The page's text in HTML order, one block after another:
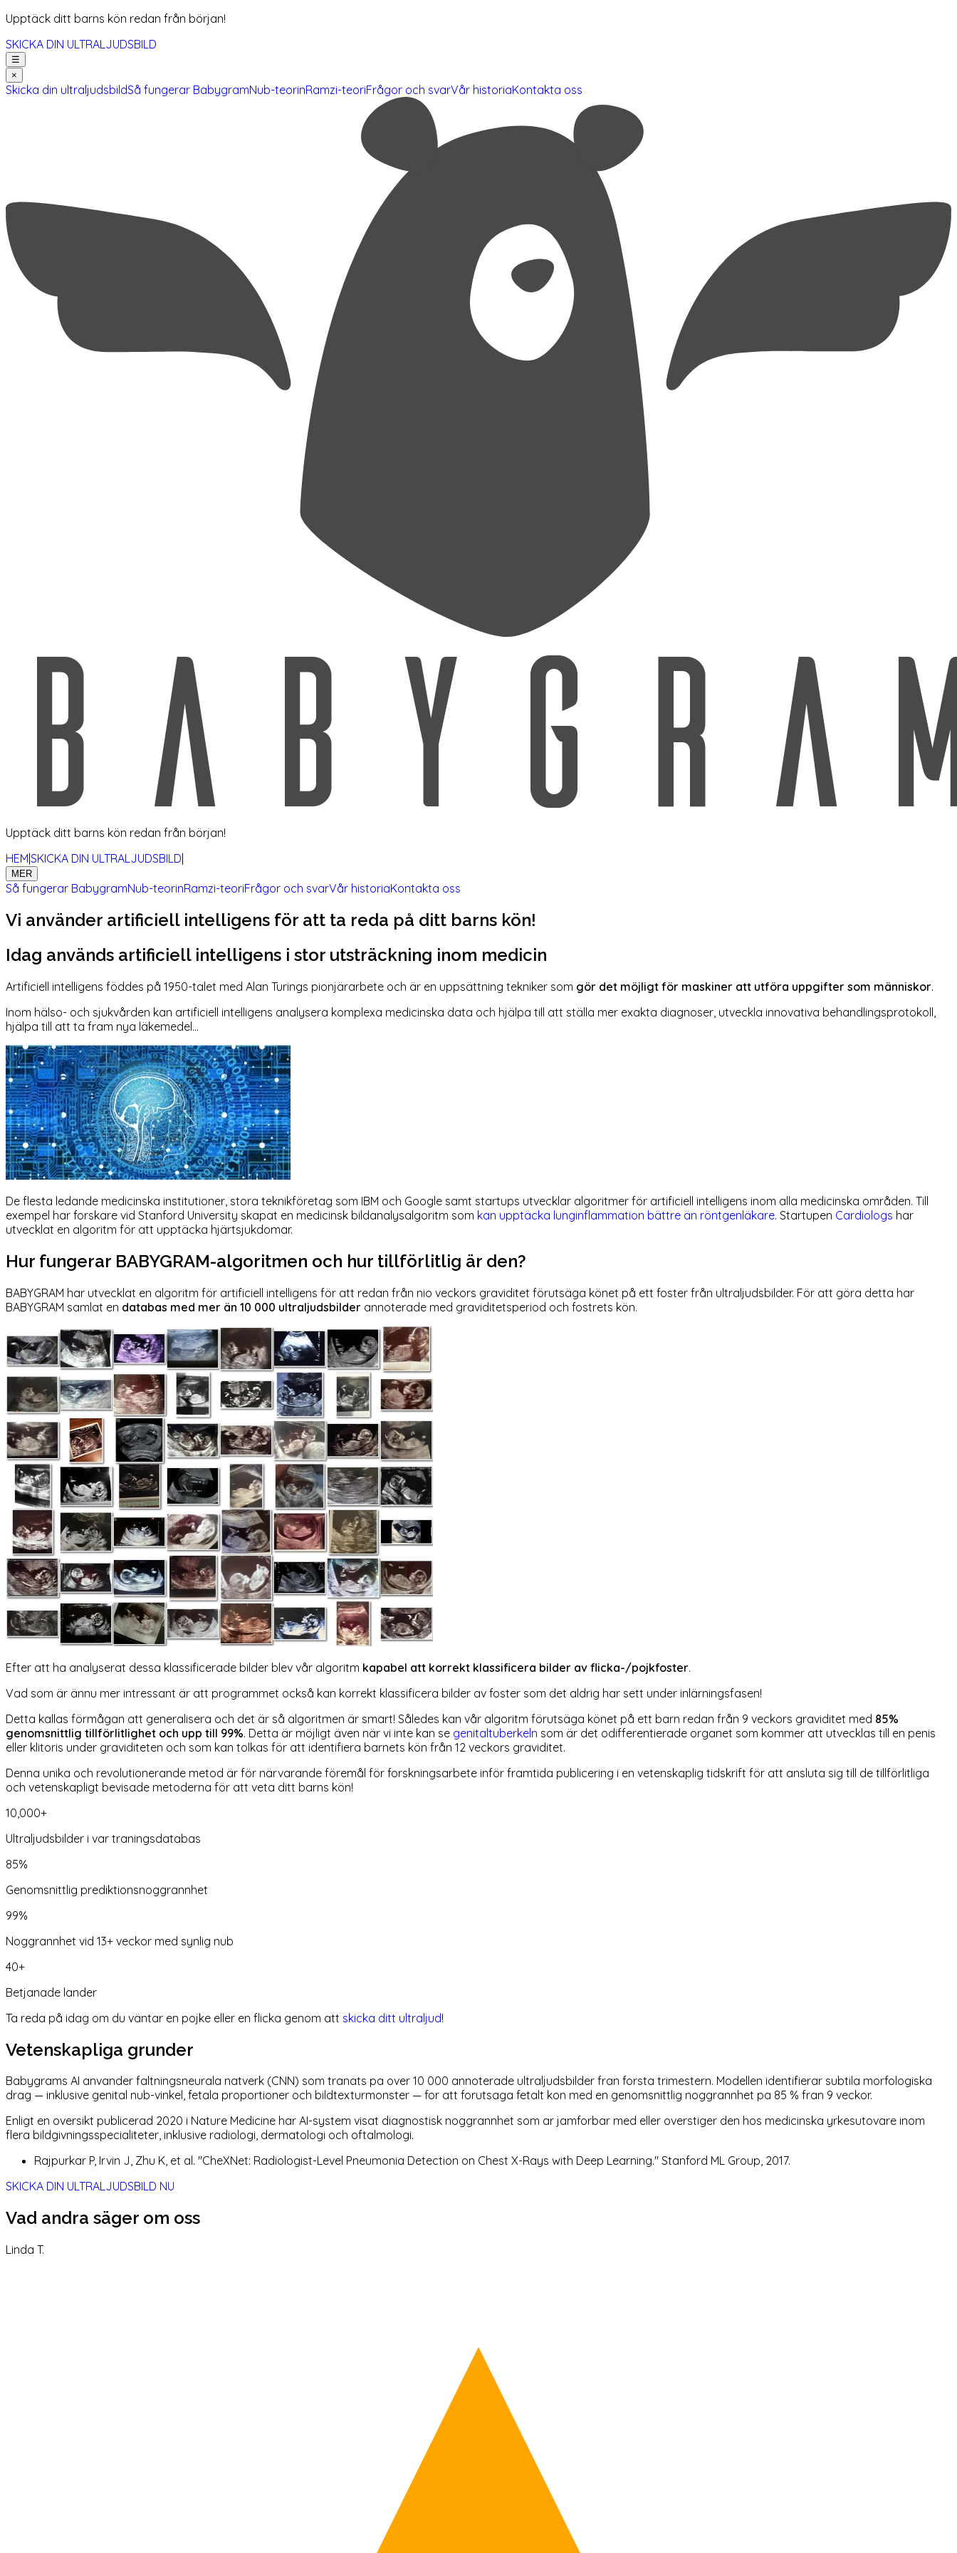
Upptäck ditt barns kön redan från början!
SKICKA DIN ULTRALJUDSBILD
☰
×
Skicka din ultraljudsbildSå fungerar BabygramNub-teorinRamzi-teoriFrågor och svarVår historiaKontakta oss
Upptäck ditt barns kön redan från början!
HEM SKICKA DIN ULTRALJUDSBILD
MER
Så fungerar BabygramNub-teorinRamzi-teoriFrågor och svarVår historiaKontakta oss
Vi använder artificiell intelligens för att ta reda på ditt barns kön!
Idag används artificiell intelligens i stor utsträckning inom medicin
Artificiell intelligens föddes på 1950-talet med Alan Turings pionjärarbete och är en uppsättning tekniker som gör det möjligt för maskiner att utföra uppgifter som människor.
Inom hälso- och sjukvården kan artificiell intelligens analysera komplexa medicinska data och hjälpa till att ställa mer exakta diagnoser, utveckla innovativa behandlingsprotokoll,
hjälpa till att ta fram nya läkemedel...
De flesta ledande medicinska institutioner, stora teknikföretag som IBM och Google samt startups utvecklar algoritmer för artificiell intelligens inom alla medicinska områden. Till
exempel har forskare vid Stanford University skapat en medicinsk bildanalysalgoritm som kan upptäcka lunginflammation bättre än röntgenläkare. Startupen Cardiologs har
utvecklat en algoritm för att upptäcka hjärtsjukdomar.
Hur fungerar BABYGRAM-algoritmen och hur tillförlitlig är den?
BABYGRAM har utvecklat en algoritm för artificiell intelligens för att redan från nio veckors graviditet förutsäga könet på ett foster från ultraljudsbilder. För att göra detta har
BABYGRAM samlat en databas med mer än 10 000 ultraljudsbilder annoterade med graviditetsperiod och fostrets kön.
Efter att ha analyserat dessa klassificerade bilder blev vår algoritm kapabel att korrekt klassificera bilder av flicka-/pojkfoster.
Vad som är ännu mer intressant är att programmet också kan korrekt klassificera bilder av foster som det aldrig har sett under inlärningsfasen!
Detta kallas förmågan att generalisera och det är så algoritmen är smart! Således kan vår algoritm förutsäga könet på ett barn redan från 9 veckors graviditet med 85%
genomsnittlig tillförlitlighet och upp till 99%. Detta är möjligt även när vi inte kan se genitaltuberkeln som är det odifferentierade organet som kommer att utvecklas till en penis
eller klitoris under graviditeten och som kan tolkas för att identifiera barnets kön från 12 veckors graviditet.
Denna unika och revolutionerande metod är för närvarande föremål för forskningsarbete inför framtida publicering i en vetenskaplig tidskrift för att ansluta sig till de tillförlitliga
och vetenskapligt bevisade metoderna för att veta ditt barns kön!
10,000+
Ultraljudsbilder i var traningsdatabas
85%
Genomsnittlig prediktionsnoggrannhet
99%
Noggrannhet vid 13+ veckor med synlig nub
40+
Betjanade lander
Ta reda på idag om du väntar en pojke eller en flicka genom att skicka ditt ultraljud!
Vetenskapliga grunder
Babygrams AI anvander faltningsneurala natverk (CNN) som tranats pa over 10 000 annoterade ultraljudsbilder fran forsta trimestern. Modellen identifierar subtila morfologiska
drag — inklusive genital nub-vinkel, fetala proportioner och bildtexturmonster — for att forutsaga fetalt kon med en genomsnittlig noggrannhet pa 85 % fran 9 veckor.
Enligt en oversikt publicerad 2020 i Nature Medicine har AI-system visat diagnostisk noggrannhet som ar jamforbar med eller overstiger den hos medicinska yrkesutovare inom
flera bildgivningsspecialiteter, inklusive radiologi, dermatologi och oftalmologi.
Rajpurkar P, Irvin J, Zhu K, et al. "CheXNet: Radiologist-Level Pneumonia Detection on Chest X-Rays with Deep Learning." Stanford ML Group, 2017.
SKICKA DIN ULTRALJUDSBILD NU
Vad andra säger om oss
Linda T.